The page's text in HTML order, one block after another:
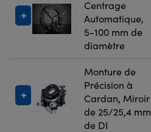
Centrage
Automatique,
5-100 mm de
diamètre
Monture de
Précision à
Cardan, Miroir
de 25/25,4 mm
de DI